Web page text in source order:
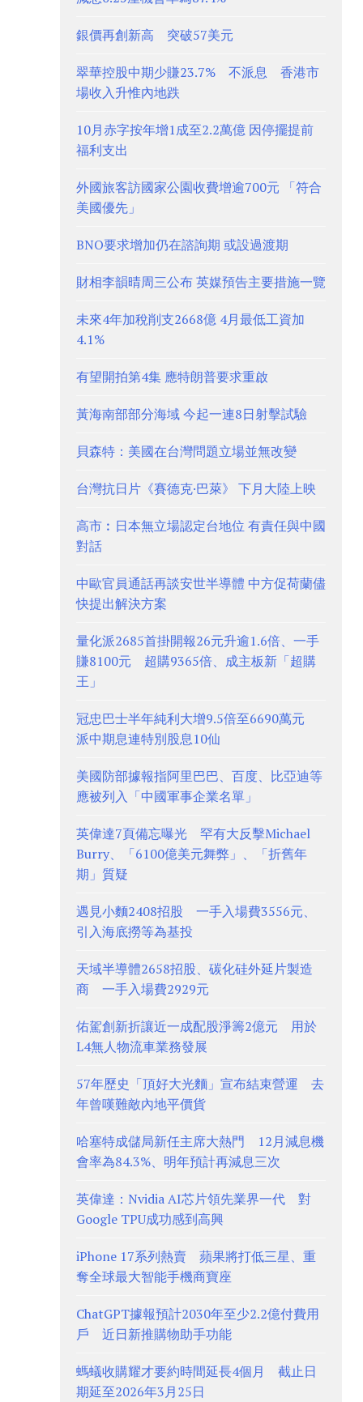
銀價再創新高 突破57美元
翠華控股中期少賺23.7% 不派息 香港市
場收入升惟內地跌
10月赤字按年增1成至2.2萬億 因停擺提前
福利支出
外國旅客訪國家公園收費增逾700元 「符合
美國優先」
BNO要求增加仍在諮詢期 或設過渡期
財相李韻晴周三公布 英媒預告主要措施一覽
未來4年加稅削支2668億 4月最低工資加
4.1%
有望開拍第4集 應特朗普要求重啟
黃海南部部分海域 今起一連8日射擊試驗
貝森特：美國在台灣問題立場並無改變
台灣抗日片《賽德克·巴萊》 下月大陸上映
高市︰日本無立場認定台地位 有責任與中國
對話
中歐官員通話再談安世半導體 中方促荷蘭儘
快提出解決方案
量化派2685首掛開報26元升逾1.6倍、一手
賺8100元 超購9365倍、成主板新「超購
王」
冠忠巴士半年純利大增9.5倍至6690萬元
派中期息連特別股息10仙
美國防部據報指阿里巴巴、百度、比亞迪等
應被列入「中國軍事企業名單」
英偉達7頁備忘曝光 罕有大反擊Michael
Burry、「6100億美元舞弊」、「折舊年
期」質疑
遇見小麵2408招股 一手入場費3556元、
引入海底撈等為基投
天域半導體2658招股、碳化硅外延片製造
商 一手入場費2929元
佑駕創新折讓近一成配股淨籌2億元 用於
L4無人物流車業務發展
57年歷史「頂好大光麵」宣布結束營運 去
年曾嘆難敵內地平價貨
哈塞特成儲局新任主席大熱門 12月減息機
會率為84.3%、明年預計再減息三次
英偉達：Nvidia AI芯片領先業界一代 對
Google TPU成功感到高興
iPhone 17系列熱賣 蘋果將打低三星、重
奪全球最大智能手機商寶座
ChatGPT據報預計2030年至少2.2億付費用
戶 近日新推購物助手功能
螞蟻收購耀才要約時間延長4個月 截止日
期延至2026年3月25日